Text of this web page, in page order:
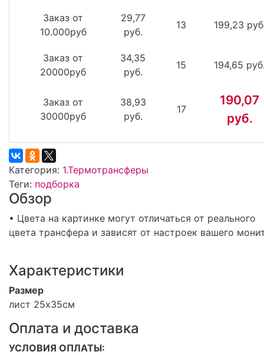
Заказ от
10.000руб
29,77
руб.
13 199,23
Заказ от
20000руб
34,35
руб.
15 194,65
Заказ от
30000руб
38,93
руб.
17
190,07
руб.
Категория: 1.Термотрансферы
Теги: подборка
Обзор
• Цвета на картинке могут отличаться от реального
цвета трансфера и зависят от настроек вашего
Характеристики
Размер
лист 25х35см
Оплата и доставка
УСЛОВИЯ ОПЛАТЫ: